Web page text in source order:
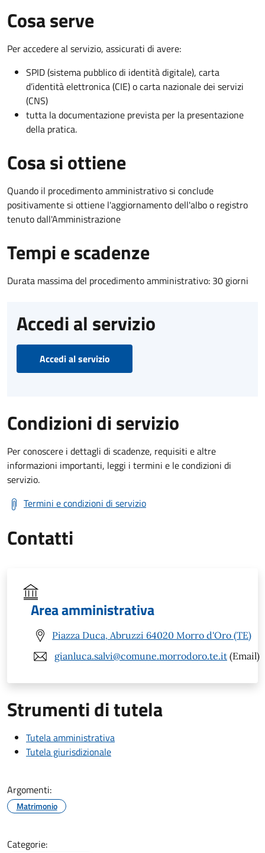
Cosa serve
Per accedere al servizio, assicurati di avere:
SPID (sistema pubblico di identità digitale), carta
d’identità elettronica (CIE) o carta nazionale dei servizi
(CNS)
tutta la documentazione prevista per la presentazione
della pratica.
Cosa si ottiene
Quando il procedimento amministrativo si conclude
positivamente si ottiene l'aggiornamento dell'albo o registro
tenuto dall'Amministrazione
Tempi e scadenze
Durata massima del procedimento amministrativo: 30 giorni
Accedi al servizio
Accedi al servizio
Condizioni di servizio
Per conoscere i dettagli di scadenze, requisiti e altre
informazioni importanti, leggi i termini e le condizioni di
servizio.
Termini e condizioni di servizio
Contatti
Area amministrativa
Piazza Duca, Abruzzi 64020 Morro d'Oro (TE)
gianluca.salvi@comune.morrodoro.te.it (Email)
Strumenti di tutela
Tutela amministrativa
Tutela giurisdizionale
Argomenti:
Matrimonio
Categorie: